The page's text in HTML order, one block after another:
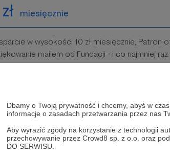
Dbamy o Twoją prywatność i chcemy, abyś w
informacje o zasadach przetwarzania przez nas
Aby wyrazić zgody na korzystanie z technologii
przechowywanie przez Crowd8 sp. z o.o. oraz
DO SERWISU.
miesięcznie
w wysokości 10 zł miesięcznie, Patron
mailem od Fundacji - i co najmniej
mailowo informację o nowych działaniach.
0
miesięcznie